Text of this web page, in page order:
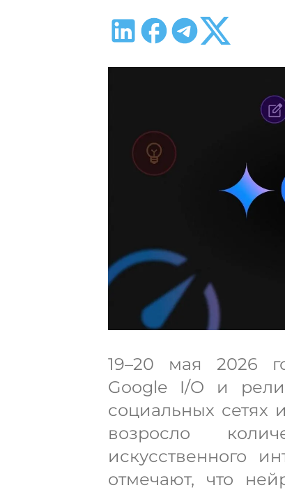
19–20 мая 2026
Google I/O и
социальных сетях
возросло
искусственного
отмечают, что